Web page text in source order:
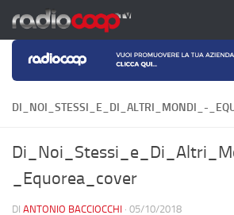
Salta al contenuto
DI_NOI_STESSI_E_DI_ALTRI_MONDI_-
_Equorea_cover
DI ANTONIO BACCIOCCHI · 05/10/2018